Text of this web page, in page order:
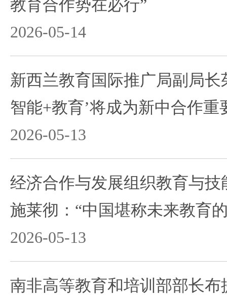
教育合作势在必行”
2026-05-14
新西兰教育国际推广局副局长
智能+教育’将成为新中合作重
2026-05-13
经济合作与发展组织教育与
施莱彻：“中国堪称未来教育
2026-05-13
南非高等教育和培训部部长布